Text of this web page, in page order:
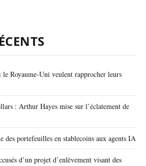
Royaume-Uni veulent rapprocher leurs
: Arthur Hayes mise sur l’éclatement de
des portefeuilles en stablecoins aux agents IA
d’un projet d’enlèvement visant des